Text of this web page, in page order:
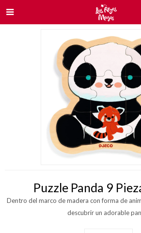

Puzzle Panda 9
Dentro del marco de madera con forma de
descubrir un adorable